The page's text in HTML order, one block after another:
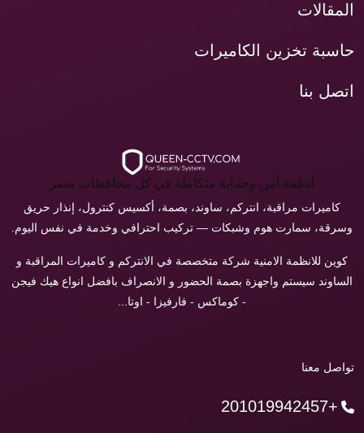
المقالات
حاسبة تخزين الكاميرات
اتصل بنا
أنظمة أمن وحماية متكاملة في كل محافظات مصر
كاميرات مراقبة، انتركم، ساوند، بصمة، أكسيس كنترول، إنذار حريق
وسرقة، سمارت هوم وشبكات — تركيب احترافي وخدمة في نفس اليوم.
كوين للانظمة الامنية شركة متخصصة في الانتركم و كاميرات المراقبة و
الساوند سيستم واجهزة بصمة الحضور و الانصراف بافضل انواع هيك فيجن
- كوماكس - فارفيزا - اوتا...
تواصل معنا
+201019942457